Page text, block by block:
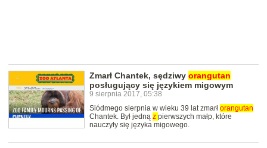
Zmarł Chantek, sędziwy orangutan
posługujący się językiem migowym
9 sierpnia 2017, 05:38
Siódmego sierpnia w wieku 39 lat zmarł orangutan
Chantek. Był jedną z pierwszych małp, które
nauczyły się języka migowego.